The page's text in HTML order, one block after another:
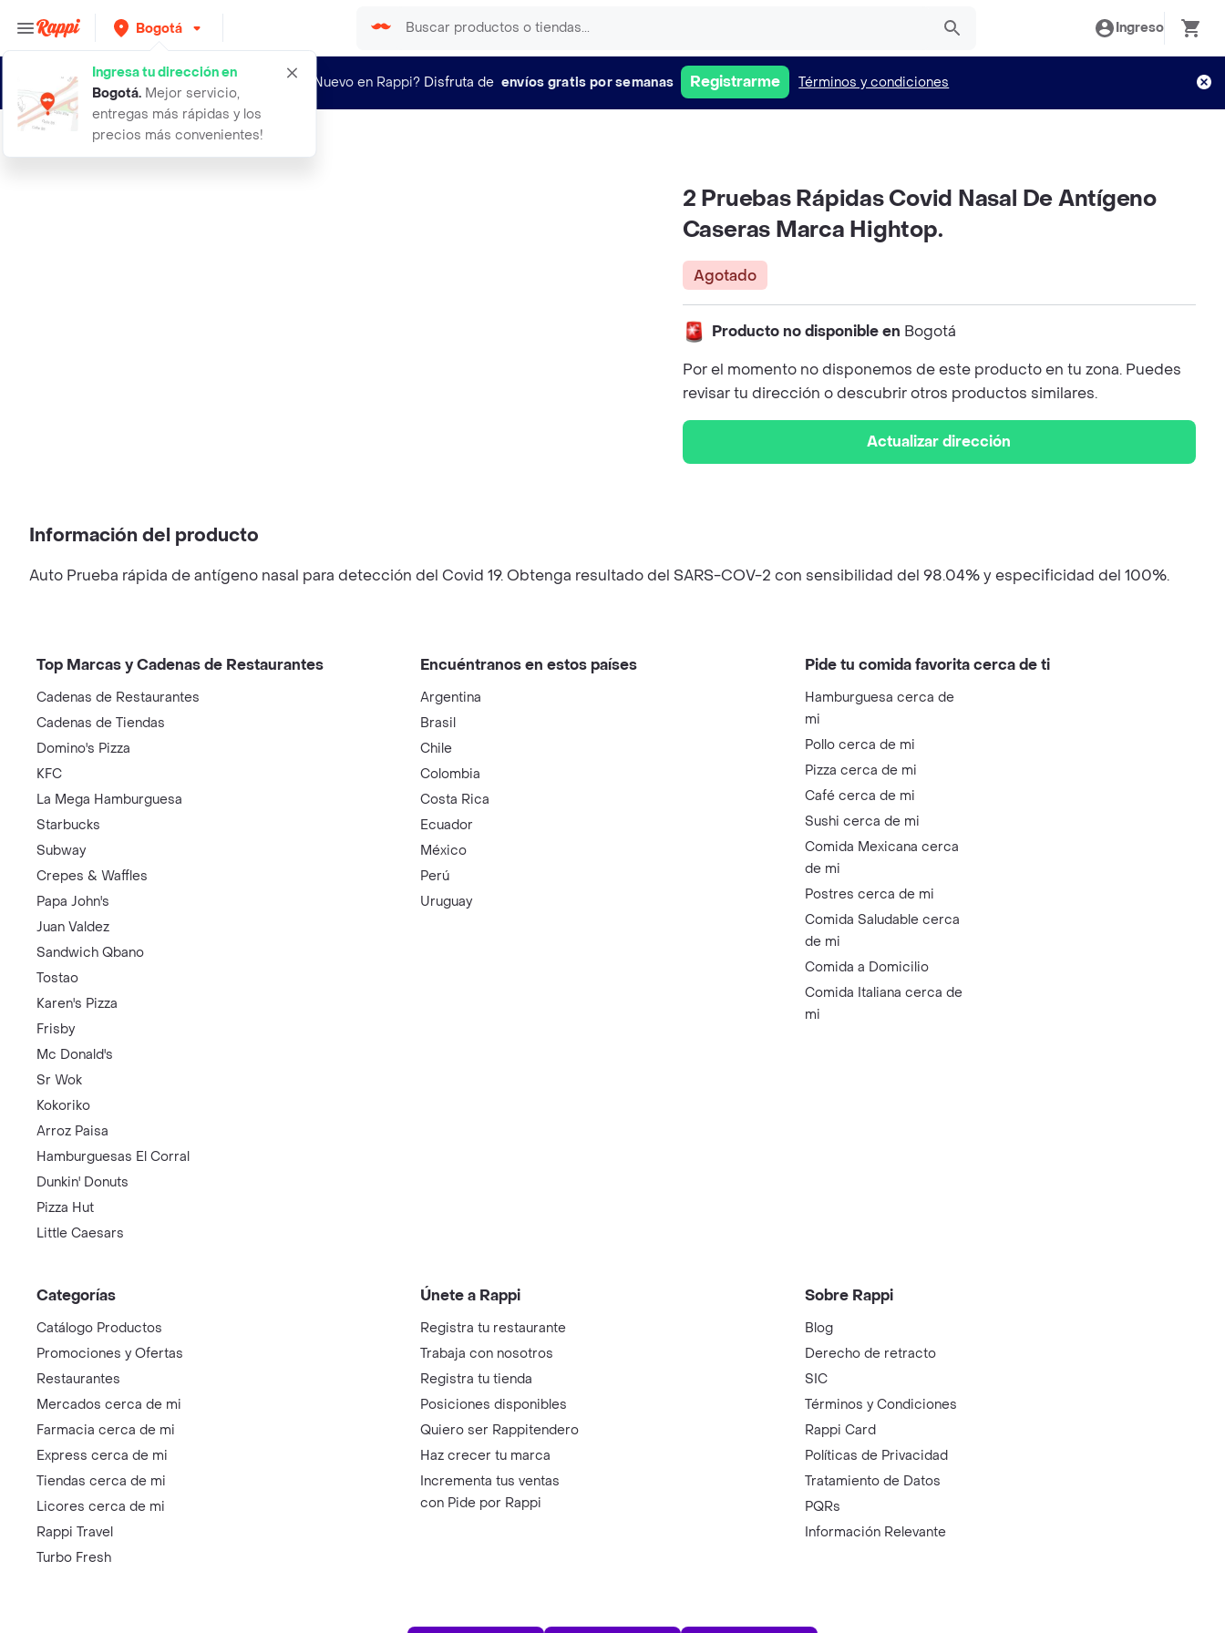
Bogotá
Ingresa tu dirección en
Bogotá. Mejor servicio,
entregas más rápidas y los
precios más convenientes!
Ingreso
¿Nuevo en Rappi? Disfruta de envíos gratis por semanas Registrarme Términos y condiciones
2 pruebas rapidas covid nasal de an
2 Pruebas Rápidas Covid Nasal De Antígeno
Caseras Marca Hightop.
Agotado
Producto no disponible en Bogotá
Por el momento no disponemos de este producto en tu zona. Puedes
revisar tu dirección o descubrir otros productos similares.
Actualizar dirección
Información del producto
Auto Prueba rápida de antígeno nasal para detección del Covid 19. Obtenga resultado del SARS-COV-2 con sensibilidad del 98.04% y especificidad del 100%.
Top Marcas y Cadenas de Restaurantes
Cadenas de Restaurantes
Cadenas de Tiendas
Domino's Pizza
KFC
La Mega Hamburguesa
Starbucks
Subway
Crepes & Waffles
Papa John's
Juan Valdez
Sandwich Qbano
Tostao
Karen's Pizza
Frisby
Mc Donald's
Sr Wok
Kokoriko
Arroz Paisa
Hamburguesas El Corral
Dunkin' Donuts
Pizza Hut
Little Caesars
Encuéntranos en estos países
Argentina
Brasil
Chile
Colombia
Costa Rica
Ecuador
México
Perú
Uruguay
Pide tu comida favorita cerca de ti
Hamburguesa cerca de
mi
Pollo cerca de mi
Pizza cerca de mi
Café cerca de mi
Sushi cerca de mi
Comida Mexicana cerca
de mi
Postres cerca de mi
Comida Saludable cerca
de mi
Comida a Domicilio
Comida Italiana cerca de
mi
Categorías
Catálogo Productos
Promociones y Ofertas
Restaurantes
Mercados cerca de mi
Farmacia cerca de mi
Express cerca de mi
Tiendas cerca de mi
Licores cerca de mi
Rappi Travel
Turbo Fresh
Únete a Rappi
Registra tu restaurante
Trabaja con nosotros
Registra tu tienda
Posiciones disponibles
Quiero ser Rappitendero
Haz crecer tu marca
Incrementa tus ventas
con Pide por Rappi
Sobre Rappi
Blog
Derecho de retracto
SIC
Términos y Condiciones
Rappi Card
Políticas de Privacidad
Tratamiento de Datos
PQRs
Información Relevante